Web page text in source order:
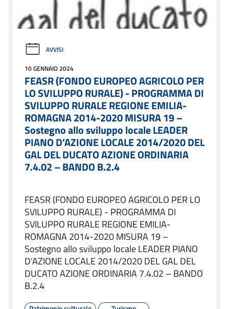
AVVISI
10 GENNAIO 2024
FEASR (FONDO EUROPEO AGRICOLO PER
LO SVILUPPO RURALE) - PROGRAMMA DI
SVILUPPO RURALE REGIONE EMILIA-
ROMAGNA 2014-2020 MISURA 19 –
Sostegno allo sviluppo locale LEADER
PIANO D’AZIONE LOCALE 2014/2020 DEL
GAL DEL DUCATO AZIONE ORDINARIA
7.4.02 – BANDO B.2.4
FEASR (FONDO EUROPEO AGRICOLO PER LO
SVILUPPO RURALE) - PROGRAMMA DI
SVILUPPO RURALE REGIONE EMILIA-
ROMAGNA 2014-2020 MISURA 19 –
Sostegno allo sviluppo locale LEADER PIANO
D’AZIONE LOCALE 2014/2020 DEL GAL DEL
DUCATO AZIONE ORDINARIA 7.4.02 – BANDO
B.2.4